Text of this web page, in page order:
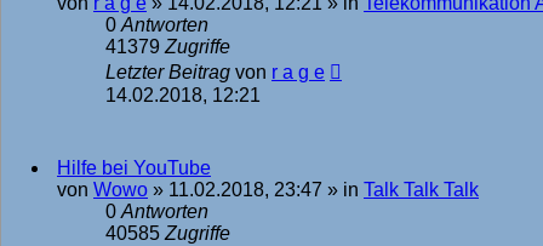
0Antworten
41379Zugriffe
Letzter Beitrag von r a g e
14.02.2018, 12:21
Hilfe bei YouTube
von Wowo » 11.02.2018, 23:47 » in Talk Talk Talk
0Antworten
40585Zugriffe